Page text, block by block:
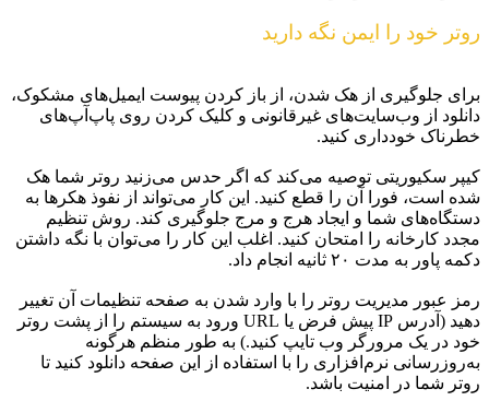
روتر خود را ایمن نگه دارید
برای جلوگیری از هک شدن، از باز کردن پیوست‌ ایمیل‌های مشکوک،
دانلود از وب‌سایت‌های غیرقانونی و کلیک کردن روی پاپ‌آپ‌های
خطرناک خودداری کنید.
کیپر سکیوریتی توصیه می‌کند که اگر حدس می‌زنید روتر شما هک
شده است، فورا آن را قطع کنید. این کار می‌تواند از نفوذ هکرها به
دستگاه‌های شما و ایجاد هرج و مرج جلوگیری کند. روش تنظیم
مجدد کارخانه را امتحان کنید. اغلب این کار را می‌توان با نگه داشتن
دکمه پاور به مدت ۲۰ ثانیه انجام داد.
رمز عبور مدیریت روتر را با وارد شدن به صفحه تنظیمات آن تغییر
دهید (آدرس IP پیش فرض یا URL ورود به سیستم را از پشت روتر
خود در یک مرورگر وب تایپ کنید.) به طور منظم هرگونه
به‌روزرسانی نرم‌افزاری را با استفاده از این صفحه دانلود کنید تا
روتر شما در امنیت باشد.